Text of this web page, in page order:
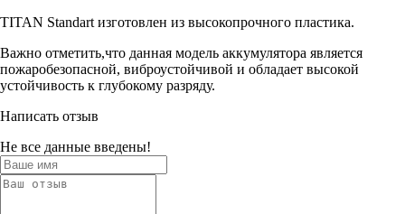
TITAN Standart изготовлен из высокопрочного пластика.
Важно отметить,что данная модель аккумулятора является
пожаробезопасной, виброустойчивой и обладает высокой
устойчивость к глубокому разряду.
Написать отзыв
Не все данные введены!